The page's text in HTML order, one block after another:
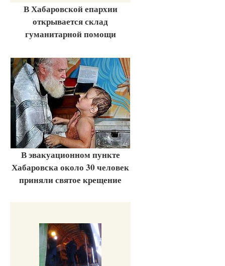
В Хабаровской епархии
открывается склад
гуманитарной помощи
В эвакуационном пункте
Хабаровска около 30 человек
приняли святое крещение